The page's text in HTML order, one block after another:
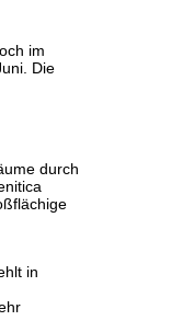
im
Die
durch
in